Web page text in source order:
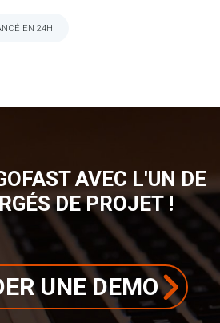
EN 24H
AVEC L'UN DE
DE PROJET !
UNE DEMO